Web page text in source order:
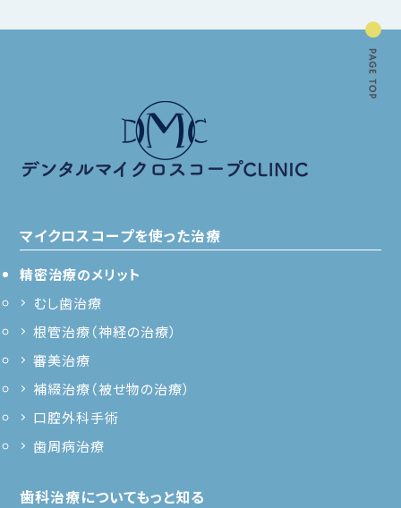
マイクロスコープを使った治療
精密治療のメリット
むし歯治療
根管治療（神経の治療）
審美治療
補綴治療（被せ物の治療）
口腔外科手術
歯周病治療
歯科治療についてもっと知る